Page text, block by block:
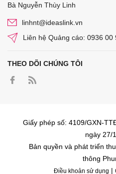
Bà Nguyễn Thùy Linh
linhnt@ideaslink.vn
Liên hệ Quảng cáo: 0936 00
THEO DÕI CHÚNG TÔI
Giấy phép số: 4109/GXN-
ngày 27/
Bản quyền và phát triển
thông
Điều khoản sử dụng |